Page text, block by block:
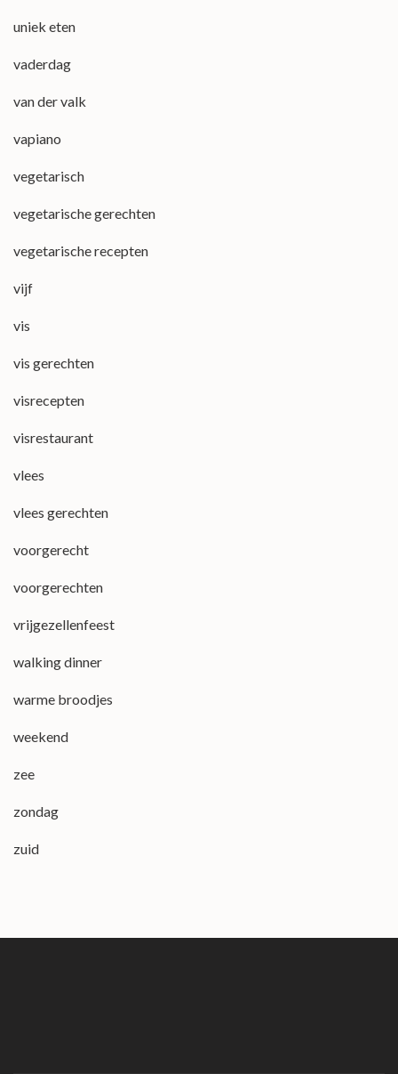
uniek eten
vaderdag
van der valk
vapiano
vegetarisch
vegetarische gerechten
vegetarische recepten
vijf
vis
vis gerechten
visrecepten
visrestaurant
vlees
vlees gerechten
voorgerecht
voorgerechten
vrijgezellenfeest
walking dinner
warme broodjes
weekend
zee
zondag
zuid